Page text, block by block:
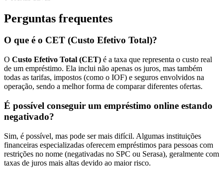
Perguntas frequentes
O que é o CET (Custo Efetivo Total)?
O Custo Efetivo Total (CET) é a taxa que representa o custo real
de um empréstimo. Ela inclui não apenas os juros, mas também
todas as tarifas, impostos (como o IOF) e seguros envolvidos na
operação, sendo a melhor forma de comparar diferentes ofertas.
É possível conseguir um empréstimo online estando
negativado?
Sim, é possível, mas pode ser mais difícil. Algumas instituições
financeiras especializadas oferecem empréstimos para pessoas com
restrições no nome (negativadas no SPC ou Serasa), geralmente com
taxas de juros mais altas devido ao maior risco.